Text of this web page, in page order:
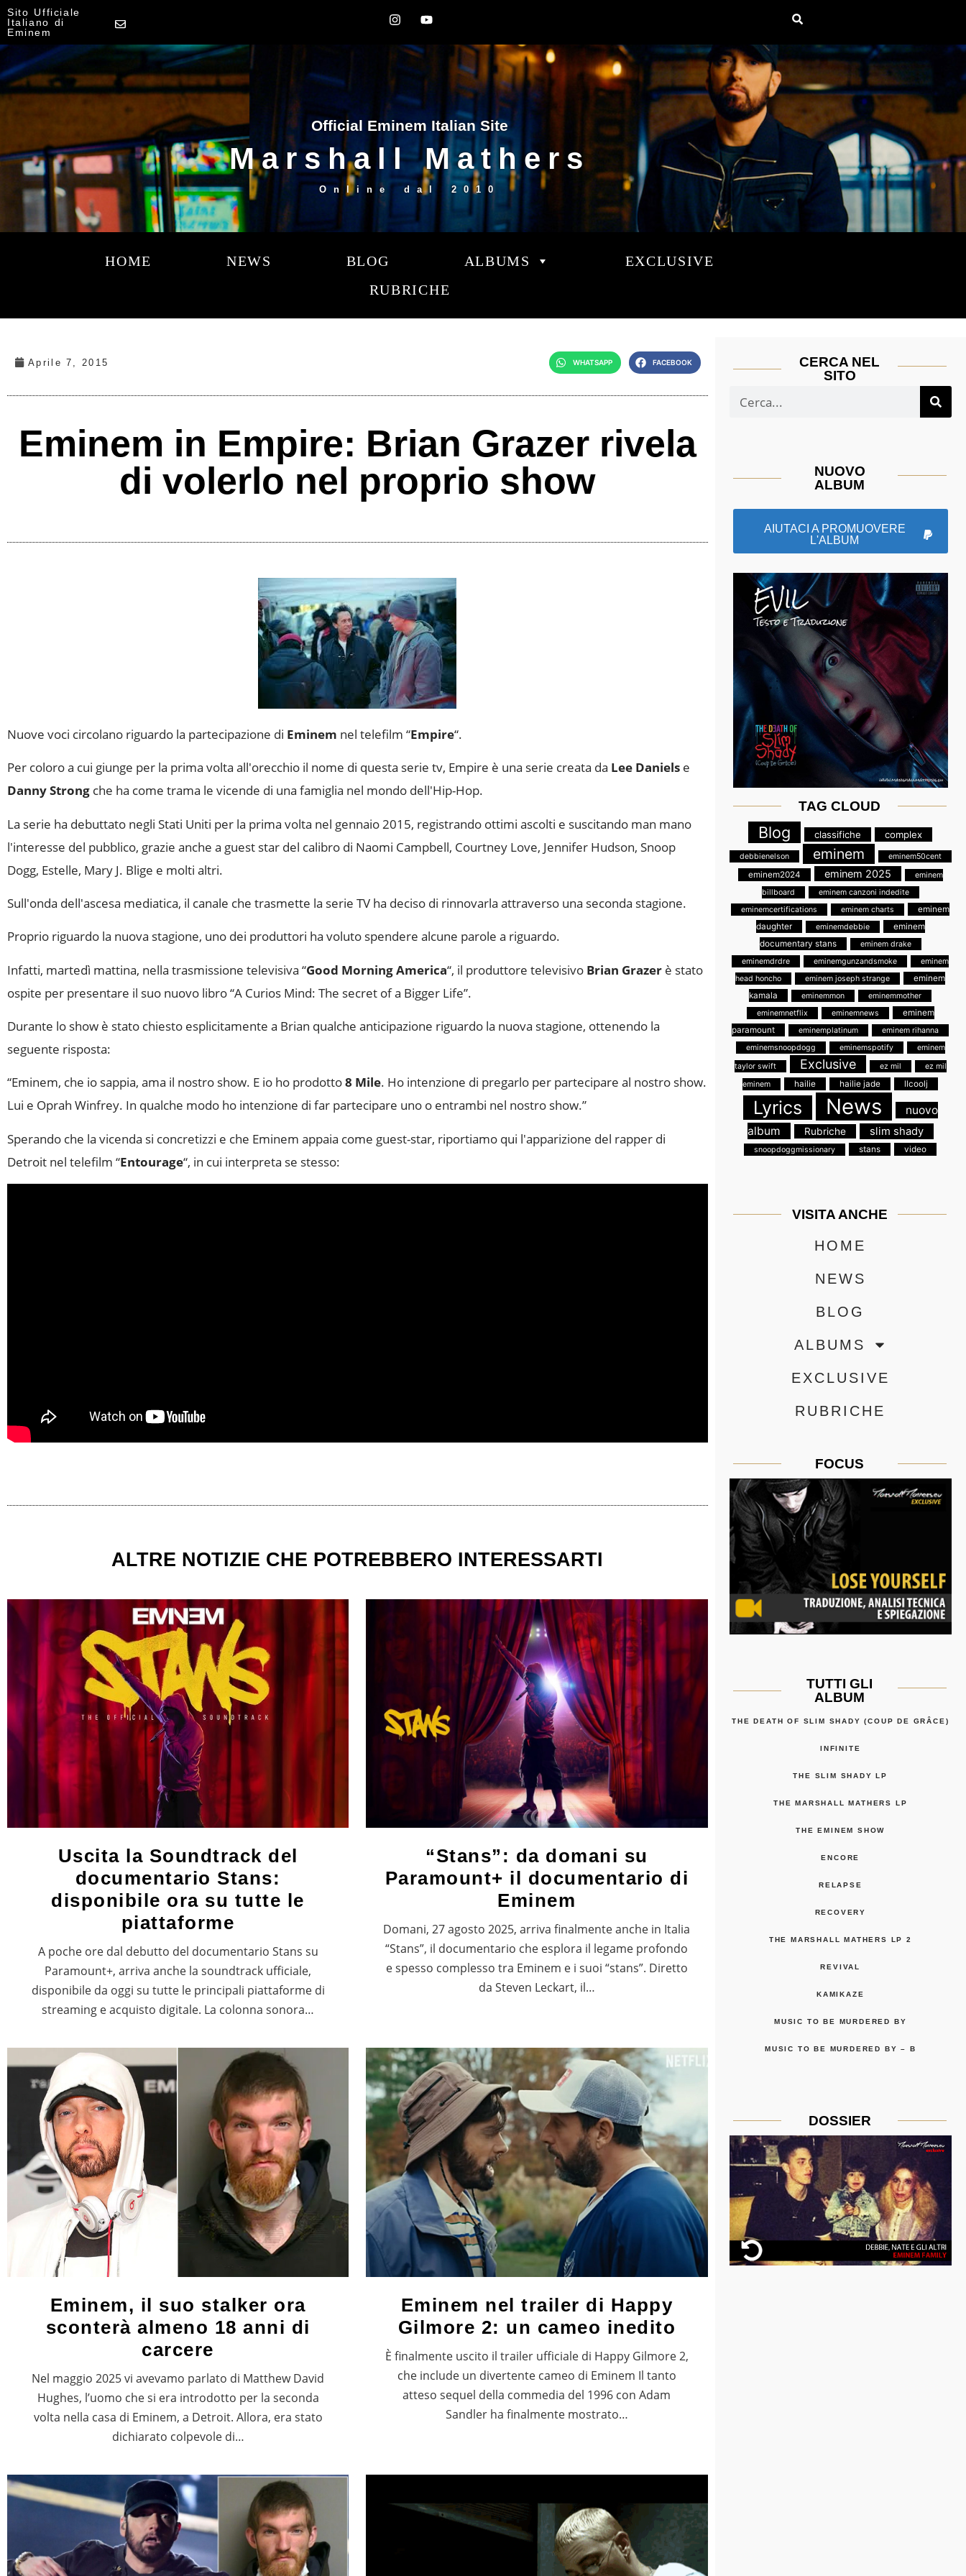
Sito Ufficiale
Italiano di
Eminem
Official Eminem Italian Site
Marshall Mathers
Online dal2010
HOME NEWS BLOG ALBUMS
EXCLUSIVE
RUBRICHE
Aprile 7, 2015 WHATSAPP FACEBOOK
Eminem in Empire: Brian Grazer rivela
di volerlo nel proprio show
Nuove voci circolano riguardo la partecipazione di Eminem nel telefilm “Empire“.
Per coloro a cui giunge per la prima volta all'orecchio il nome di questa serie tv, Empire è una serie creata da Lee Daniels e
Danny Strong che ha come trama le vicende di una famiglia nel mondo dell'Hip-Hop.
La serie ha debuttato negli Stati Uniti per la prima volta nel gennaio 2015, registrando ottimi ascolti e suscitando man mano
l'interesse del pubblico, grazie anche a guest star del calibro di Naomi Campbell, Courtney Love, Jennifer Hudson, Snoop
Dogg, Estelle, Mary J. Blige e molti altri.
Sull'onda dell'ascesa mediatica, il canale che trasmette la serie TV ha deciso di rinnovarla attraverso una seconda stagione.
Proprio riguardo la nuova stagione, uno dei produttori ha voluto spendere alcune parole a riguardo.
Infatti, martedì mattina, nella trasmissione televisiva “Good Morning America“, il produttore televisivo Brian Grazer è stato
ospite per presentare il suo nuovo libro “A Curios Mind: The secret of a Bigger Life”.
Durante lo show è stato chiesto esplicitamente a Brian qualche anticipazione riguardo la nuova stagione, ottenendo la
seguente risposta:
“Eminem, che io sappia, ama il nostro show. E io ho prodotto8 Mile. Ho intenzione di pregarlo per partecipare al nostro show.
Lui e Oprah Winfrey. In qualche modo ho intenzione di far partecipare uno o entrambi nel nostro show.”
Sperando che la vicenda si concretizzi e che Eminem appaia come guest-star, riportiamo qui l'apparizione del rapper di
Detroit nel telefilm “Entourage“, in cui interpreta se stesso:
ALTRE NOTIZIE CHE POTREBBERO INTERESSARTI
Uscita la Soundtrack del
documentario Stans:
disponibile ora su tutte le
piattaforme
A poche ore dal debutto del documentario Stans su
Paramount+, arriva anche la soundtrack ufficiale,
disponibile da oggi su tutte le principali piattaforme di
streaming e acquisto digitale. La colonna sonora…
“Stans”: da domani su
Paramount+ il documentario di
Eminem
Domani, 27 agosto 2025, arriva finalmente anche in Italia
“Stans”, il documentario che esplora il legame profondo
e spesso complesso tra Eminem e i suoi “stans”. Diretto
da Steven Leckart, il…
Eminem, il suo stalker ora
sconterà almeno 18 anni di
carcere
Nel maggio 2025 vi avevamo parlato di Matthew David
Hughes, l’uomo che si era introdotto per la seconda
volta nella casa di Eminem, a Detroit. Allora, era stato
dichiarato colpevole di…
Eminem nel trailer di Happy
Gilmore 2: un cameo inedito
È finalmente uscito il trailer ufficiale di Happy Gilmore 2,
che include un divertente cameo di Eminem Il tanto
atteso sequel della commedia del 1996 con Adam
Sandler ha finalmente mostrato…
CERCA NEL
SITO
NUOVO
ALBUM
AIUTACI A PROMUOVERE
L'ALBUM
TAG CLOUD
Blog classifiche complex
debbienelson eminem eminem50cent
eminem2024 eminem 2025
eminem
billboard
eminem canzoni indedite
eminemcertifications
eminem charts
eminem
daughter
eminemdebbie
eminem
documentary stans
eminem drake
eminemdrdre
eminemgunzandsmoke
eminem
head honcho
eminem joseph strange
eminem
kamala
eminemmon
eminemmother
eminemnetflix
eminemnews
eminem
paramount
eminemplatinum
eminem rihanna
eminemsnoopdogg
eminemspotify
eminem
taylor swift
Exclusive ez mil
ez mil
eminem
hailie hailie jade llcoolj
Lyrics News
nuovo
album
Rubriche slim shady
snoopdoggmissionary stans video
VISITA ANCHE
HOME
NEWS
BLOG
ALBUMS
EXCLUSIVE
RUBRICHE
FOCUS
TUTTI GLI
ALBUM
THE DEATH OF SLIM SHADY (COUP DE GRÂCE)
INFINITE
THE SLIM SHADY LP
THE MARSHALL MATHERS LP
THE EMINEM SHOW
ENCORE
RELAPSE
RECOVERY
THE MARSHALL MATHERS LP 2
REVIVAL
KAMIKAZE
MUSIC TO BE MURDERED BY
MUSIC TO BE MURDERED BY – B
DOSSIER